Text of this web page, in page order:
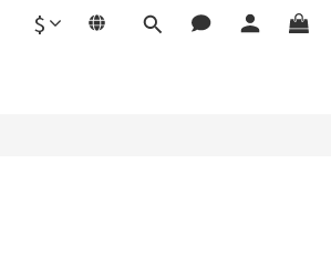
$
立即購買